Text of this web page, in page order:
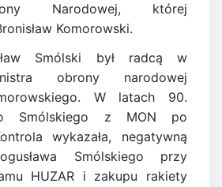
Narodowej, której
Komorowski.
Smólski był radcą w
obrony narodowej
W latach 90.
Smólskiego z MON po
wykazała, negatywną
Smólskiego przy
HUZAR i zakupu rakiety